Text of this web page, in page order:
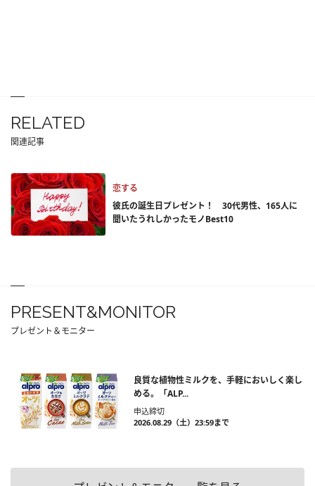
RELATED
関連記事
恋する
彼氏の誕生日プレゼント！ 30代男性、165人に
聞いたうれしかったモノBest10
PRESENT&MONITOR
プレゼント＆モニター
良質な植物性ミルクを、手軽においしく楽し
める。「ALP...
申込締切
2026.08.29（土）23:59まで